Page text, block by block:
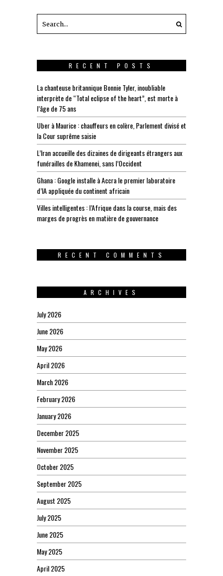
RECENT POSTS
La chanteuse britannique Bonnie Tyler, inoubliable
interprète de “Total eclipse of the heart”, est morte à
l’âge de 75 ans
Uber à Maurice : chauffeurs en colère, Parlement divisé et
la Cour suprême saisie
L’Iran accueille des dizaines de dirigeants étrangers aux
funérailles de Khamenei, sans l’Occident
Ghana : Google installe à Accra le premier laboratoire
d’IA appliquée du continent africain
Villes intelligentes : l’Afrique dans la course, mais des
marges de progrès en matière de gouvernance
RECENT COMMENTS
ARCHIVES
July 2026
June 2026
May 2026
April 2026
March 2026
February 2026
January 2026
December 2025
November 2025
October 2025
September 2025
August 2025
July 2025
June 2025
May 2025
April 2025